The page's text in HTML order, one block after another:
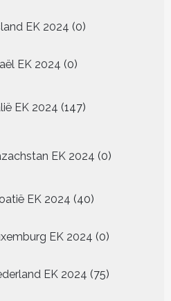
EK 2024 00
EK 2024 00
EK 2024 147
producten
EK 2024 0
producten
EK 2024 4040
EK 2024 00
EK 2024 7575